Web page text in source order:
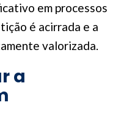
em processos
é acirrada e a
valorizada.
a